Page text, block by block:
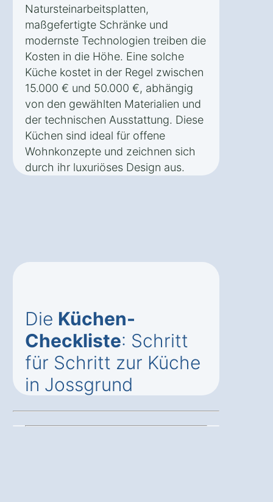
Natursteinarbeitsplatten,
maßgefertigte Schränke und
modernste Technologien treiben die
Kosten in die Höhe. Eine solche
Küche kostet in der Regel zwischen
15.000 € und 50.000 €, abhängig
von den gewählten Materialien und
der technischen Ausstattung. Diese
Küchen sind ideal für offene
Wohnkonzepte und zeichnen sich
durch ihr luxuriöses Design aus.
Die Küchen-
Checkliste: Schritt
für Schritt zur Küche
in Jossgrund